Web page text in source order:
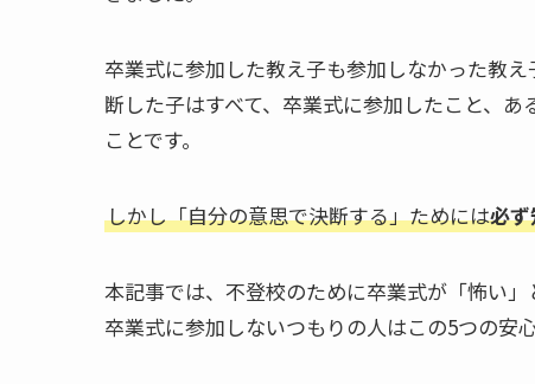
卒業式に参加した教え子も参加しなかった教
断した子はすべて、卒業式に参加したこと、
ことです。
しかし「自分の意思で決断する」ためには必
本記事では、不登校のために卒業式が「怖い」
卒業式に参加しないつもりの人はこの5つの安